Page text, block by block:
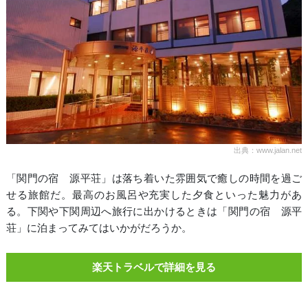
出典：www.jalan.net
「関門の宿 源平荘」は落ち着いた雰囲気で癒しの時間を過ご
せる旅館だ。最高のお風呂や充実した夕食といった魅力があ
る。下関や下関周辺へ旅行に出かけるときは「関門の宿 源平
荘」に泊まってみてはいかがだろうか。
楽天トラベルで詳細を見る